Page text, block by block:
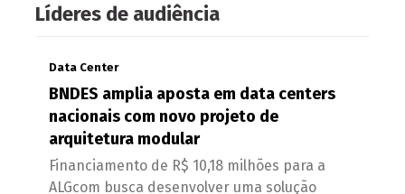
Líderes de audiência
Data Center
BNDES amplia aposta em data centers
nacionais com novo projeto de
arquitetura modular
Financiamento de R$ 10,18 milhões para a
ALGcom busca desenvolver uma solução